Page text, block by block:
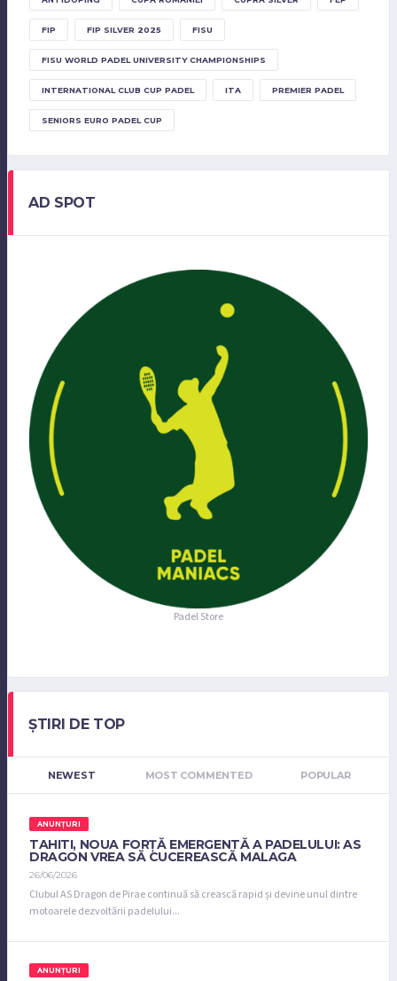
FIP FIP SILVER 2025 FISU
FISU WORLD PADEL UNIVERSITY CHAMPIONSHIPS
INTERNATIONAL CLUB CUP PADEL ITA PREMIER PADEL
SENIORS EURO PADEL CUP
AD SPOT
Padel Store
ȘTIRI DE TOP
NEWEST MOST COMMENTED POPULAR
ANUNȚURI
TAHITI, NOUA FORȚĂ EMERGENTĂ A PADELULUI: AS
DRAGON VREA SĂ CUCEREASCĂ MALAGA
26/06/2026
Clubul AS Dragon de Pirae continuă să crească rapid și devine unul dintre
motoarele dezvoltării padelului...
ANUNȚURI